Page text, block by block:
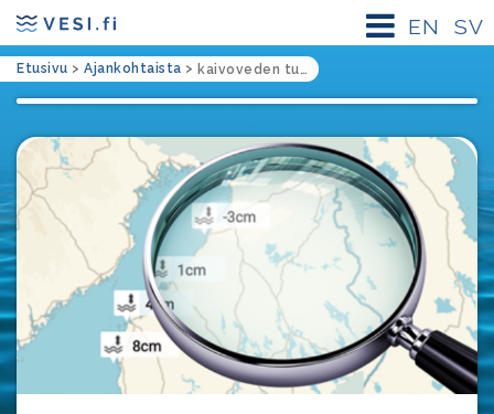
SV
EN
Etusivu > Ajankohtaista > kaivoveden tutkiminen